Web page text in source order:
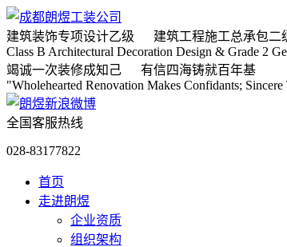
建筑装饰专项设计乙级 建筑工程施工总承包二
Class B Architectural Decoration Design & Grade 2
竭诚一次装修成知己 有信四海铸就百年基
"Wholehearted Renovation Makes Confidants;
全国客服热线
028-83177822
首页
走进朗煜
企业资质
组织架构